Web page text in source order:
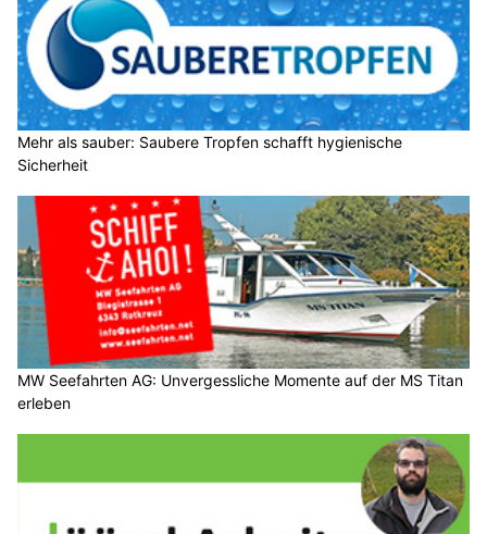
Mehr als sauber: Saubere Tropfen schafft hygienische
Sicherheit
MW Seefahrten AG: Unvergessliche Momente auf der MS Titan
erleben